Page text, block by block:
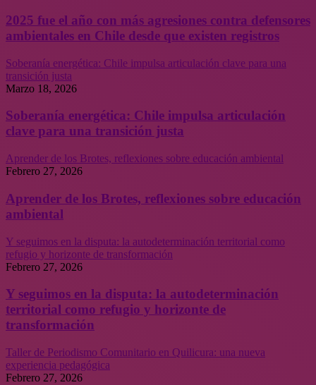
2025 fue el año con más agresiones contra defensores
ambientales en Chile desde que existen registros
Soberanía energética: Chile impulsa articulación clave para una
transición justa
Marzo 18, 2026
Soberanía energética: Chile impulsa articulación
clave para una transición justa
Aprender de los Brotes, reflexiones sobre educación ambiental
Febrero 27, 2026
Aprender de los Brotes, reflexiones sobre educación
ambiental
Y seguimos en la disputa: la autodeterminación territorial como
refugio y horizonte de transformación
Febrero 27, 2026
Y seguimos en la disputa: la autodeterminación
territorial como refugio y horizonte de
transformación
Taller de Periodismo Comunitario en Quilicura: una nueva
experiencia pedagógica
Febrero 27, 2026